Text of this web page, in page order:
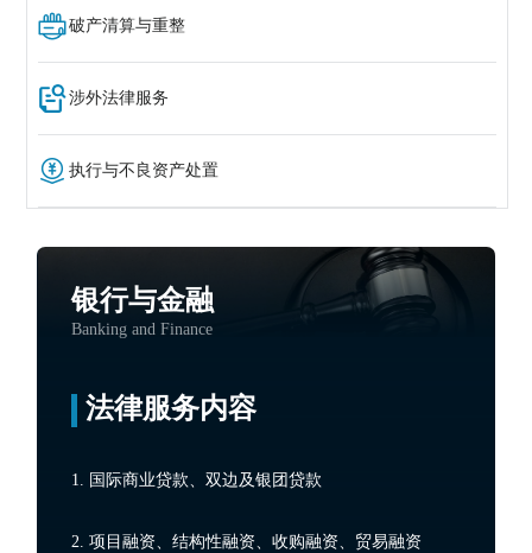
破产清算与重整
涉外法律服务
执行与不良资产处置
银行与金融
Banking and Finance
法律服务内容
1. 国际商业贷款、双边及银团贷款
2. 项目融资、结构性融资、收购融资、贸易融资